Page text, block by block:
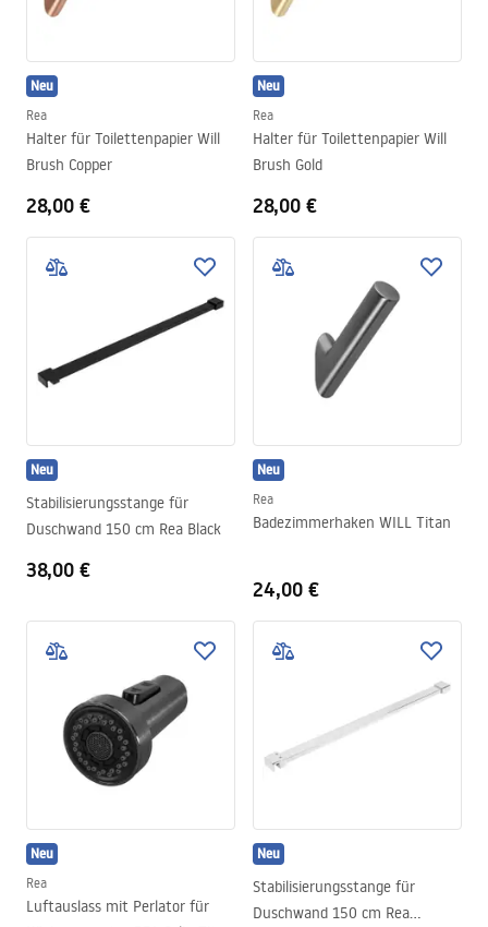
Neu
Rea
Halter für Toilettenpapier Will
Brush Copper
28,00 €
Neu
Rea
Halter für Toilettenpapier Will
Brush Gold
28,00 €
Neu
Stabilisierungsstange für
Duschwand 150 cm Rea Black
38,00 €
Neu
Rea
Badezimmerhaken WILL Titan
24,00 €
Neu
Rea
Luftauslass mit Perlator für
Neu
Stabilisierungsstange für
Duschwand 150 cm Rea